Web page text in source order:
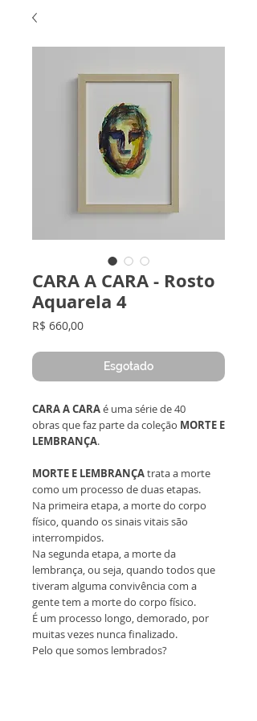
CARA A CARA - Rosto
Aquarela 4
R$ 660,00Preço
Esgotado
CARA A CARAé uma série de 40
obras que faz parte da coleção MORTE E
LEMBRANÇA.
MORTE E LEMBRANÇAtrata a morte
como um processo de duas etapas.
Na primeira etapa, a morte do corpo
físico, quando os sinais vitais são
interrompidos.
Na segunda etapa, a morte da
lembrança, ou seja, quando todos que
tiveram alguma convivência com a
gente tem a morte do corpo físico.
É um processo longo, demorado, por
muitas vezes nunca finalizado.
Pelo que somos lembrados?